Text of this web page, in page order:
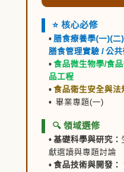
⭐ 核心必修
• 膳食療養學(一)(二
膳食管理實驗 / 公
• 食品微生物學/食
品工程
• 食品衛生安全與法
• 畢業專題(一)
🔍 領域選修
• 基礎科學與研究：
獻選讀與專題討論
• 食品技術與開發：